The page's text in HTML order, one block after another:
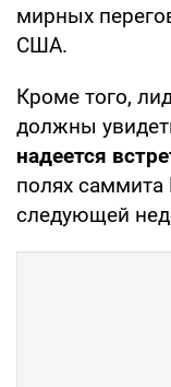
мирных
США.
Кроме того,
должны
надеется
полях
следующей